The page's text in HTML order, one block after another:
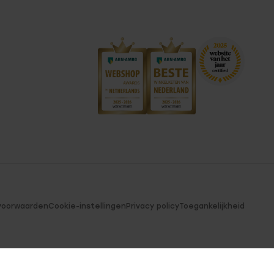
Cookie-instellingen Privacy policyToegankelijkheid